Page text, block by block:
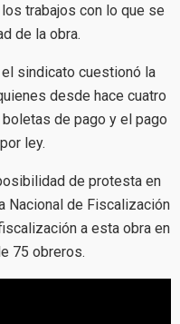
trabajos con lo que se
de la obra.
sindicato cuestionó la
desde hace cuatro
de pago y el pago
ley.
de protesta en
Nacional de Fiscalización
a esta obra en
75 obreros.